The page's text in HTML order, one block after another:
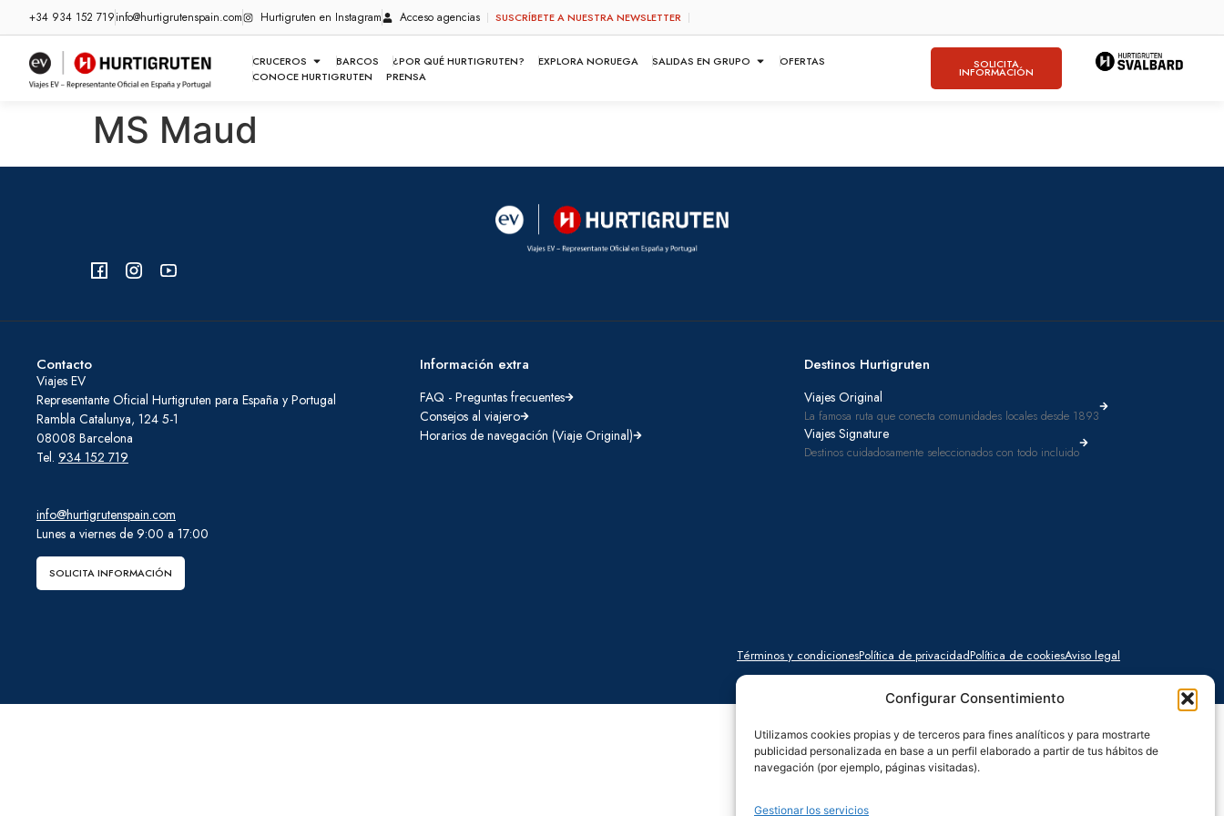
Configurar Consentimiento
Utilizamos cookies propias y de terceros para fines analíticos y para mostrarte
publicidad personalizada en base a un perfil elaborado a partir de tus hábitos de
navegación (por ejemplo, páginas visitadas).
Gestionar los servicios
+34 934 152 719info@hurtigrutenspain.com Hurtigruten en Instagram Acceso agencias SUSCRÍBETE A NUESTRA NEWSLETTER
CRUCEROS BARCOS ¿POR QUÉ HURTIGRUTEN? EXPLORA NORUEGA SALIDAS EN GRUPO
OFERTAS
CONOCE HURTIGRUTEN
PRENSA
SOLICITA
INFORMACIÓN
MS Maud
Contacto
Viajes EV
Representante Oficial Hurtigruten para España y Portugal
Rambla Catalunya, 124 5-1
08008 Barcelona
Tel. 934 152 719
info@hurtigrutenspain.com
Lunes a viernes de 9:00 a 17:00
SOLICITA INFORMACIÓN
Información extra
FAQ - Preguntas frecuentes
Consejos al viajero
Horarios de navegación (Viaje Original)
Destinos Hurtigruten
Viajes Original
La famosa ruta que conecta comunidades locales desde 1893
Viajes Signature
Destinos cuidadosamente seleccionados con todo incluido
Términos y condicionesPolítica de privacidadPolítica de cookiesAviso legal